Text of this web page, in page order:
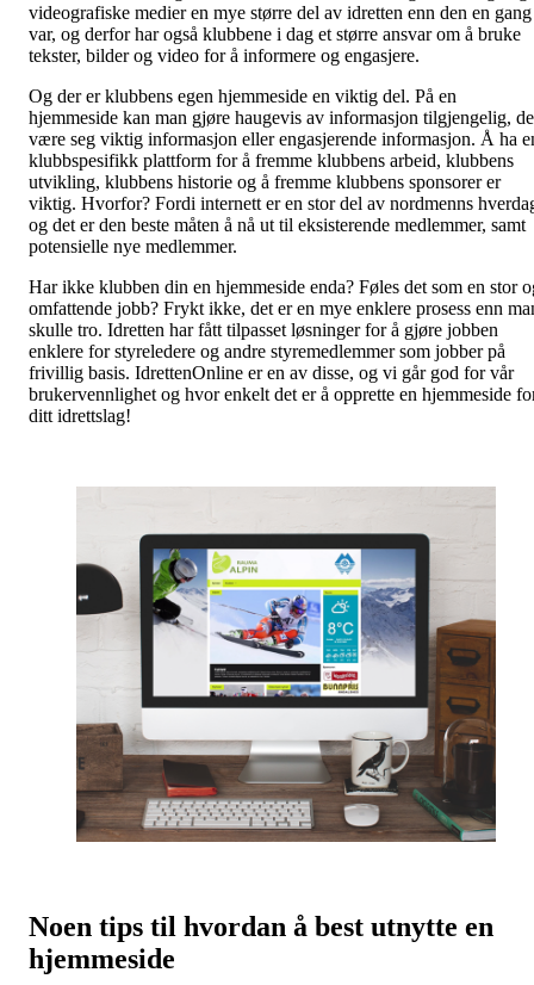
videografiske medier en mye større del av idretten enn den en gang
var, og derfor har også klubbene i dag et større ansvar om å bruke
tekster, bilder og video for å informere og engasjere.
Og der er klubbens egen hjemmeside en viktig del. På en
hjemmeside kan man gjøre haugevis av informasjon tilgjengelig,
være seg viktig informasjon eller engasjerende informasjon. Å ha
klubbspesifikk plattform for å fremme klubbens arbeid, klubbens
utvikling, klubbens historie og å fremme klubbens sponsorer er
viktig. Hvorfor? Fordi internett er en stor del av nordmenns
og det er den beste måten å nå ut til eksisterende medlemmer, samt
potensielle nye medlemmer.
Har ikke klubben din en hjemmeside enda? Føles det som en stor
omfattende jobb? Frykt ikke, det er en mye enklere prosess enn
skulle tro. Idretten har fått tilpasset løsninger for å gjøre jobben
enklere for styreledere og andre styremedlemmer som jobber på
frivillig basis. IdrettenOnline er en av disse, og vi går god for vår
brukervennlighet og hvor enkelt det er å opprette en hjemmeside
ditt idrettslag!
Noen tips til hvordan å best utnytte en
hjemmeside